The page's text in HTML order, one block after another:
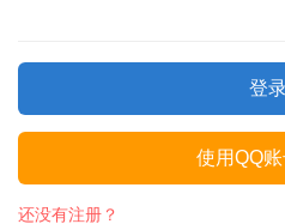
登
使用QQ
还没有注册？